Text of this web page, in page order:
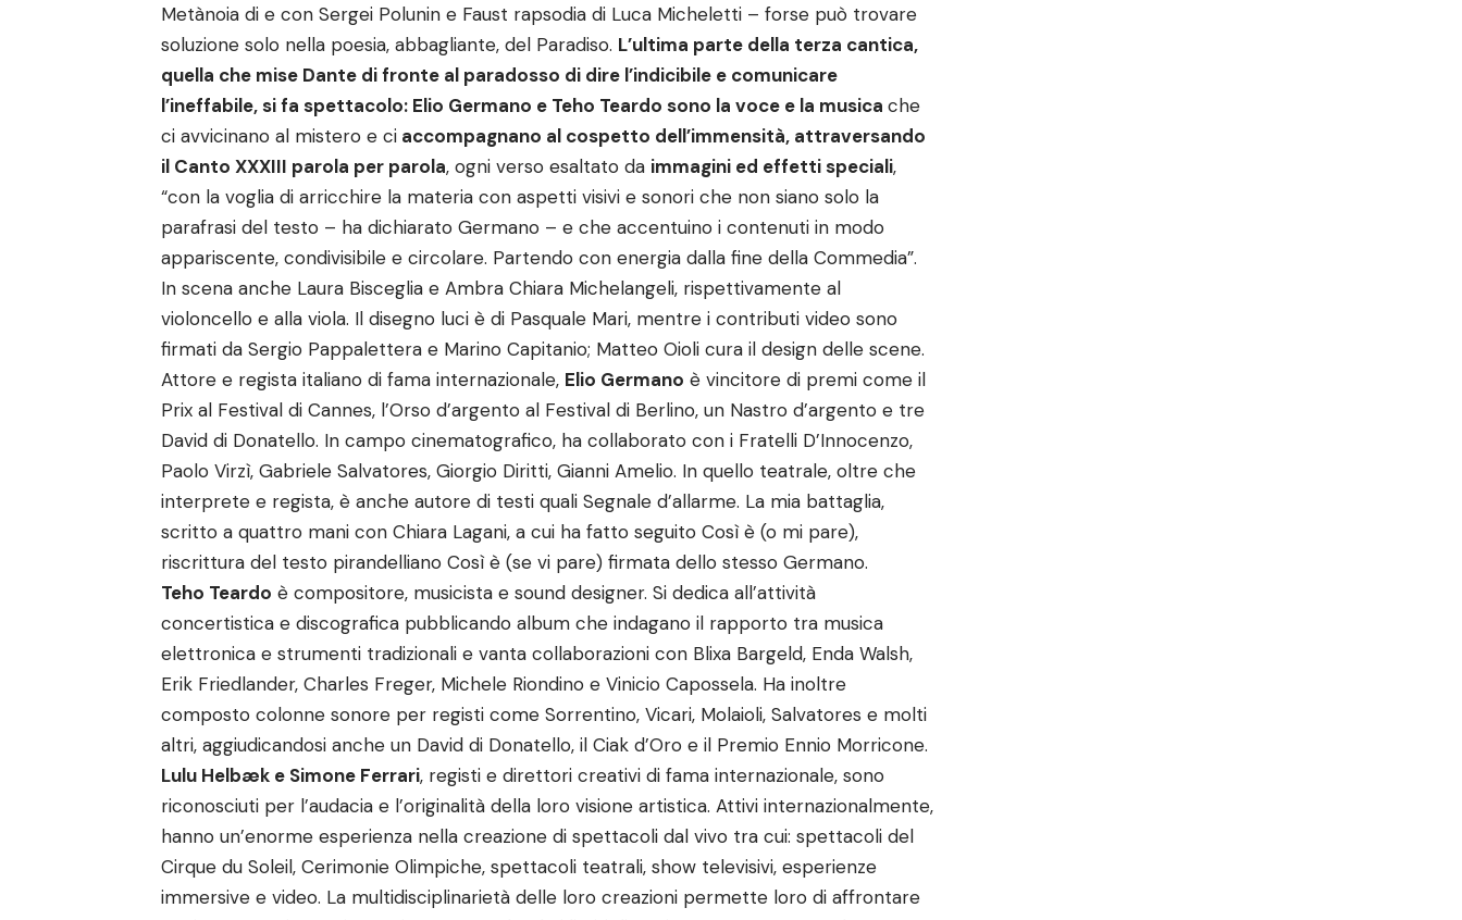
Metànoia di e con Sergei Polunin e Faust rapsodia di Luca Micheletti – forse può trovare
soluzione solo nella poesia, abbagliante, del Paradiso. L’ultima parte della terza cantica,
quella che mise Dante di fronte al paradosso di dire l’indicibile e comunicare
l’ineffabile, si fa spettacolo: Elio Germano e Teho Teardo sono la voce e la musica che
ci avvicinano al mistero e ci accompagnano al cospetto dell’immensità, attraversando
il Canto XXXIII parola per parola, ogni verso esaltato da immagini ed effetti speciali,
“con la voglia di arricchire la materia con aspetti visivi e sonori che non siano solo la
parafrasi del testo – ha dichiarato Germano – e che accentuino i contenuti in modo
appariscente, condivisibile e circolare. Partendo con energia dalla fine della Commedia”.
In scena anche Laura Bisceglia e Ambra Chiara Michelangeli, rispettivamente al
violoncello e alla viola. Il disegno luci è di Pasquale Mari, mentre i contributi video sono
firmati da Sergio Pappalettera e Marino Capitanio; Matteo Oioli cura il design delle scene.
Attore e regista italiano di fama internazionale, Elio Germano è vincitore di premi come il
Prix al Festival di Cannes, l’Orso d’argento al Festival di Berlino, un Nastro d’argento e tre
David di Donatello. In campo cinematografico, ha collaborato con i Fratelli D’Innocenzo,
Paolo Virzì, Gabriele Salvatores, Giorgio Diritti, Gianni Amelio. In quello teatrale, oltre che
interprete e regista, è anche autore di testi quali Segnale d’allarme. La mia battaglia,
scritto a quattro mani con Chiara Lagani, a cui ha fatto seguito Così è (o mi pare),
riscrittura del testo pirandelliano Così è (se vi pare) firmata dello stesso Germano.
Teho Teardo è compositore, musicista e sound designer. Si dedica all’attività
concertistica e discografica pubblicando album che indagano il rapporto tra musica
elettronica e strumenti tradizionali e vanta collaborazioni con Blixa Bargeld, Enda Walsh,
Erik Friedlander, Charles Freger, Michele Riondino e Vinicio Capossela. Ha inoltre
composto colonne sonore per registi come Sorrentino, Vicari, Molaioli, Salvatores e molti
altri, aggiudicandosi anche un David di Donatello, il Ciak d’Oro e il Premio Ennio Morricone.
Lulu Helbæk e Simone Ferrari, registi e direttori creativi di fama internazionale, sono
riconosciuti per l’audacia e l’originalità della loro visione artistica. Attivi internazionalmente,
hanno un’enorme esperienza nella creazione di spettacoli dal vivo tra cui: spettacoli del
Cirque du Soleil, Cerimonie Olimpiche, spettacoli teatrali, show televisivi, esperienze
immersive e video. La multidisciplinarietà delle loro creazioni permette loro di affrontare